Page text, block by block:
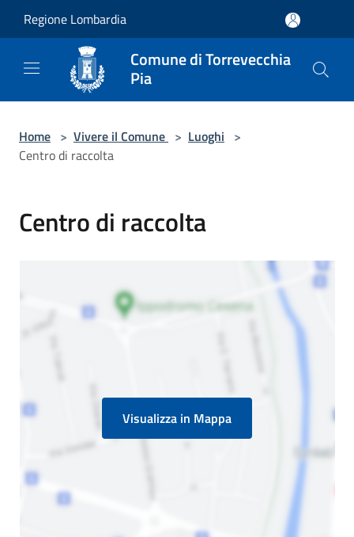
Regione Lombardia
Comune di Torrevecchia
Pia
Home > Vivere il Comune > Luoghi >
Centro di raccolta
Centro di raccolta
Visualizza in Mappa